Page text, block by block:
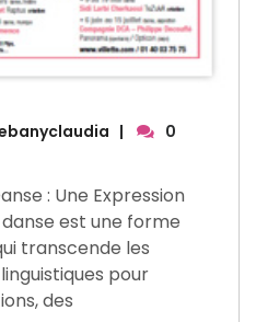
|
0
: Une Expression
est une forme
transcende les
pour
des